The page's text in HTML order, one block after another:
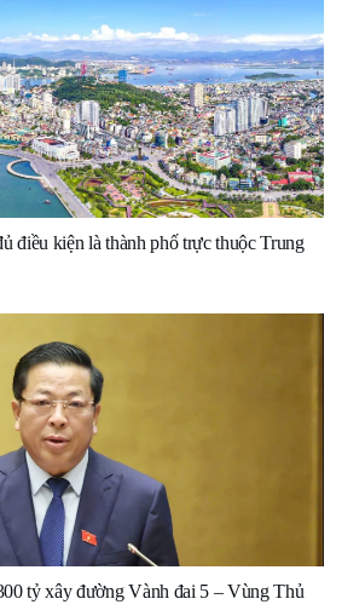
điều kiện là thành phố trực thuộc Trung
tỷ xây đường Vành đai 5 – Vùng Thủ